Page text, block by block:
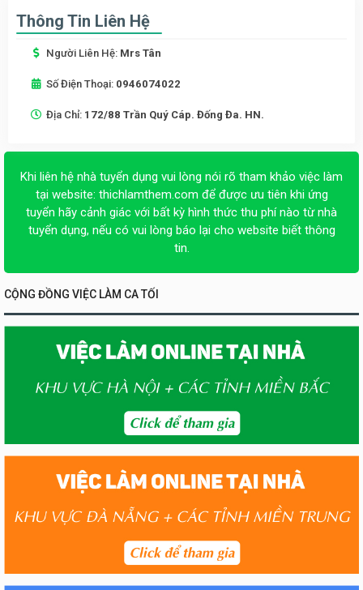
Thông Tin Liên Hệ
Người Liên Hệ: Mrs Tân
Số Điện Thoại: 0946074022
Địa Chỉ: 172/88 Trần Quý Cáp. Đống Đa. HN.
Khi liên hệ nhà tuyển dụng vui lòng nói rõ tham khảo việc làm
tại website: thichlamthem.com để được ưu tiên khi ứng
tuyển hãy cảnh giác với bất kỳ hình thức thu phí nào từ nhà
tuyển dụng, nếu có vui lòng báo lại cho website biết thông
tin.
CỘNG ĐỒNG VIỆC LÀM CA TỐI